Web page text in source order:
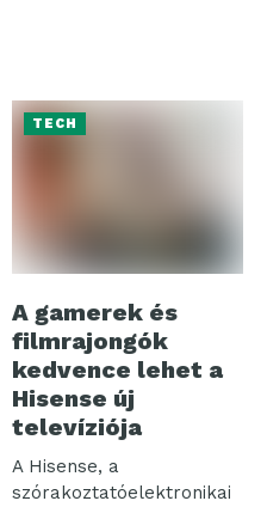
TECH
A gamerek és
filmrajongók
kedvence lehet a
Hisense új
televíziója
A Hisense, a
szórakoztatóelektronikai